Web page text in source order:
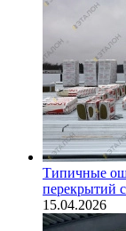
Типичные
перекрытий
15.04.2026